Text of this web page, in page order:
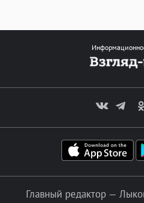
Главный редактор —